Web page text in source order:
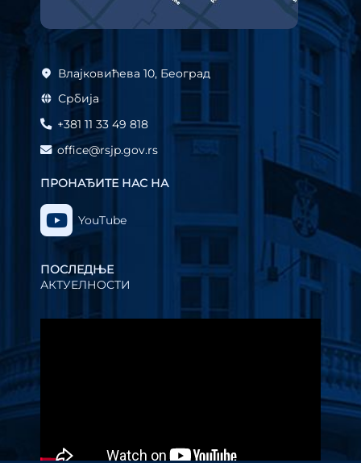
Влајковићева 10, Београд
Србија
+381 11 33 49 818
office@rsjp.gov.rs
ПРОНАЂИТЕ НАС НА
YouTube
ПОСЛЕДЊЕ
АКТУЕЛНОСТИ
видео